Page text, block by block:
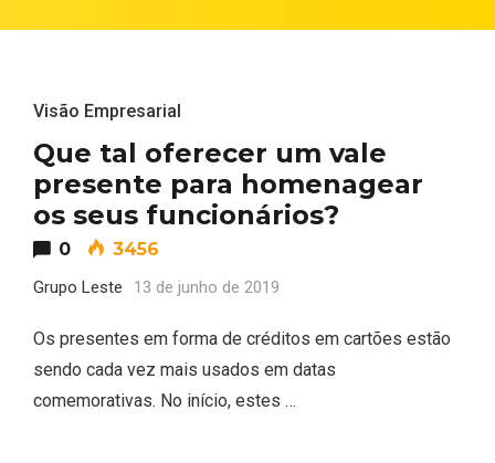
Visão Empresarial
Que tal oferecer um vale
presente para homenagear
os seus funcionários?
0 3456
Grupo Leste 13 de junho de 2019
Os presentes em forma de créditos em cartões estão
sendo cada vez mais usados em datas
comemorativas. No início, estes …